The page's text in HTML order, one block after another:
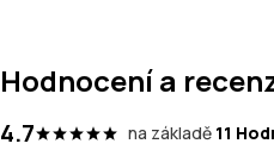
Hodnocení a
4.7 na základě 11